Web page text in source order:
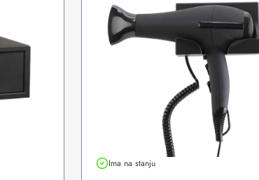
Ima na stanju